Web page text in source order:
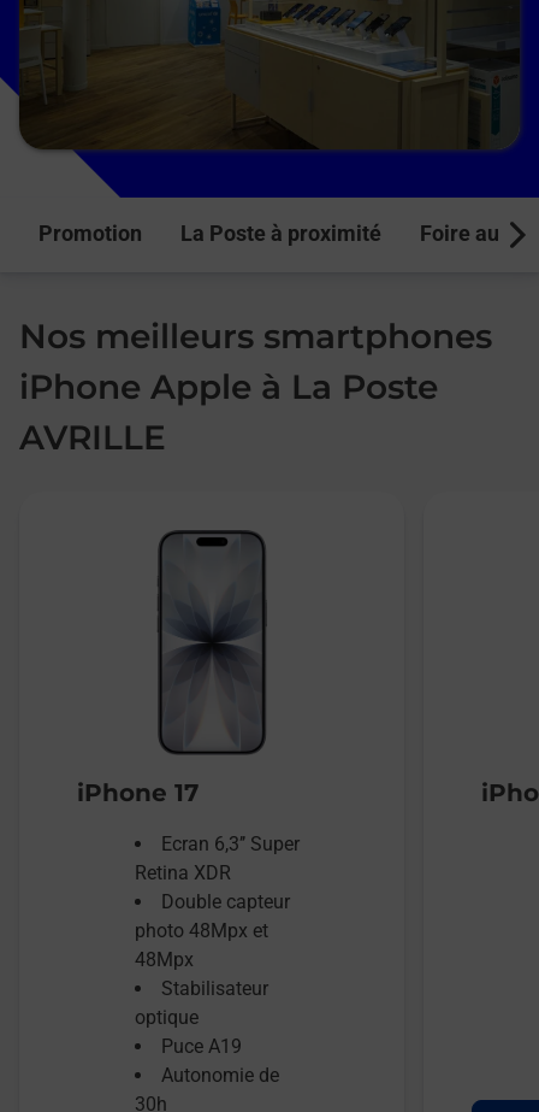
Promotion La Poste à proximité Foire aux
Nos meilleurs smartphones
iPhone Apple à La Poste
AVRILLE
iPhone 17
Ecran 6,3’’ Super
Retina XDR
Double capteur
photo 48Mpx et
48Mpx
Stabilisateur
optique
Puce A19
Autonomie de
30h